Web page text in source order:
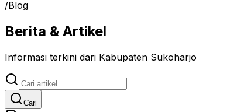
/Blog
Berita & Artikel
Informasi terkini dari Kabupaten Sukoharjo
Cari